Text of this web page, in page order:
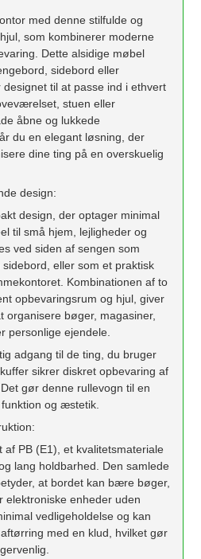
med denne stilfulde og
som kombinerer moderne
Dette alsidige møbel
sidebord eller
til at passe ind i ethvert
stuen eller
åbne og lukkede
du en elegant løsning, der
dine ting på en overskuelig
design:
design, der optager minimal
til små hjem, lejligheder og
ved siden af sengen som
eller som et praktisk
Kombinationen af to
opbevaringsrum og hjul, giver
organisere bøger, magasiner,
personlige ejendele.
adgang til de ting, du bruger
sikrer diskret opbevaring af
gør denne rullevogn til en
og æstetik.
af PB (E1), et kvalitetsmateriale
lang holdbarhed. Den samlede
at bordet kan bære bøger,
elektroniske enheder uden
vedligeholdelse og kan
med en klud, hvilket gør